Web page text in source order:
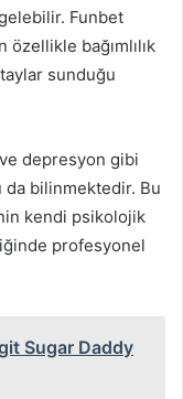
Funbet
özellikle bağımlılık
sunduğu
ve depresyon gibi
da bilinmektedir. Bu
kendi psikolojik
profesyonel
Sugar Daddy